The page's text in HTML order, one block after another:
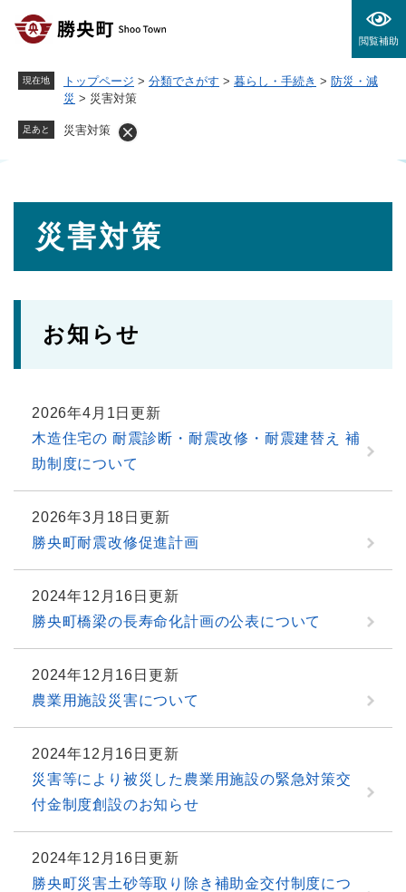
閲覧補助
現在地 トップページ > 分類でさがす > 暮らし・手続き > 防災・減
災 > 災害対策
足あと 災害対策
災害対策
お知らせ
2026年4月1日更新
木造住宅の 耐震診断・耐震改修・耐震建替え 補
助制度について
2026年3月18日更新
勝央町耐震改修促進計画
2024年12月16日更新
勝央町橋梁の長寿命化計画の公表について
2024年12月16日更新
農業用施設災害について
2024年12月16日更新
災害等により被災した農業用施設の緊急対策交
付金制度創設のお知らせ
2024年12月16日更新
勝央町災害土砂等取り除き補助金交付制度につ